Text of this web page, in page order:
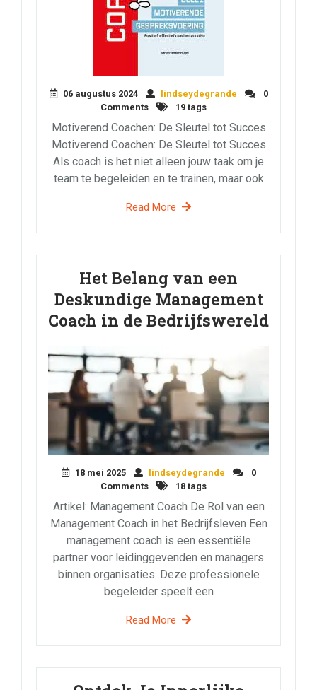
06 augustus 2024 lindseydegrande
0
Comments
19 tags
Motiverend Coachen: De Sleutel tot Succes
Motiverend Coachen: De Sleutel tot Succes
Als coach is het niet alleen jouw taak om je
team te begeleiden en te trainen, maar ook
Read More
Het Belang van een
Deskundige Management
Coach in de Bedrijfswereld
18 mei 2025 lindseydegrande
0
Comments
18 tags
Artikel: Management Coach De Rol van een
Management Coach in het Bedrijfsleven Een
management coach is een essentiële
partner voor leidinggevenden en managers
binnen organisaties. Deze professionele
begeleider speelt een
Read More